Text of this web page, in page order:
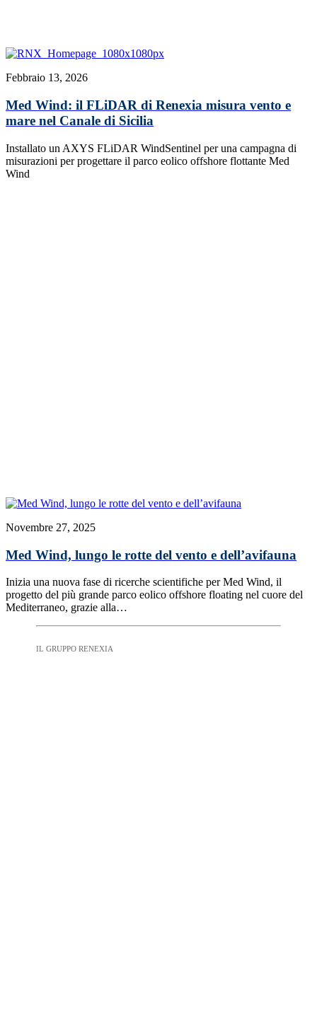
Febbraio 13, 2026
Med Wind: il FLiDAR di Renexia misura vento e
mare nel Canale di Sicilia
Installato un AXYS FLiDAR WindSentinel per una campagna di
misurazioni per progettare il parco eolico offshore flottante Med
Wind
Novembre 27, 2025
Med Wind, lungo le rotte del vento e dell’avifauna
Inizia una nuova fase di ricerche scientifiche per Med Wind, il
progetto del più grande parco eolico offshore floating nel cuore del
Mediterraneo, grazie alla…
IL GRUPPO RENEXIA